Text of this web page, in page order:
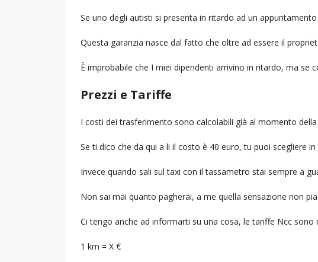
Se uno degli autisti si presenta in ritardo ad un
Questa garanzia nasce dal fatto che oltre ad essere il
È improbabile che I miei dipendenti arrivino in ritardo, ma se
Prezzi e Tariffe
I costi dei trasferimento sono calcolabili già al momento
Se ti dico che da qui a li il costo è 40 euro, tu puoi scegliere
Invece quando sali sul taxi con il tassametro stai sempre a
Non sai mai quanto pagherai, a me quella sensazione non
Ci tengo anche ad informarti su una cosa, le tariffe Ncc
1 km = X €